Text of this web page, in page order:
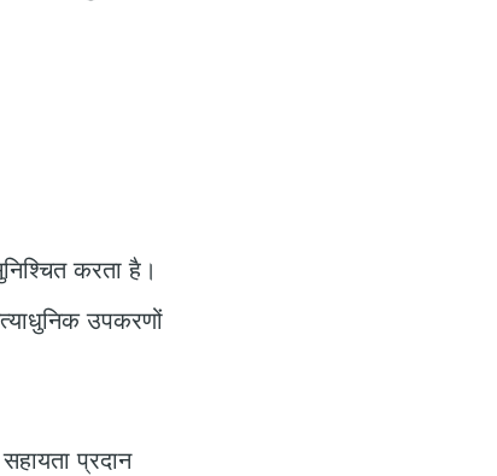
करता है।
उपकरणों
प्रदान